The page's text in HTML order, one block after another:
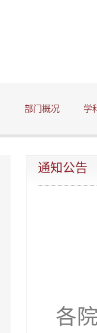
部门概况 学
通知公告
各